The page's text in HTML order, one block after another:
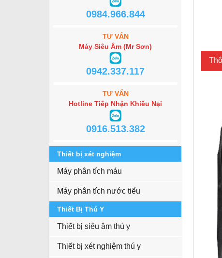
0984.966.844
TƯ VẤN
Máy Siêu Âm (Mr Sơn)
0942.337.117
TƯ VẤN
Hotline Tiếp Nhận Khiếu Nại
0916.513.382
Thiết bị xét nghiệm
Máy phân tích máu
Máy phân tích nước tiểu
Thiết Bị Thú Y
Thiết bị siêu âm thú y
Thiết bị xét nghiệm thú y